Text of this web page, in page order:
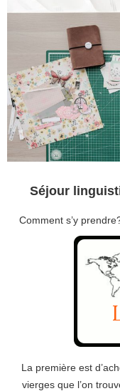
Séjour
Comment s’y
La première est
vierges que l’on